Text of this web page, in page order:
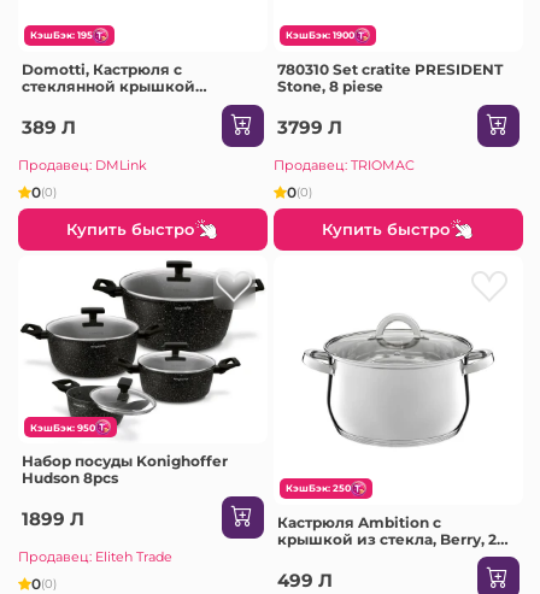
КэшБэк: 195
Domotti, Кастрюля с
стеклянной крышкой
нержавеющая сталь
389 Л
Продавец: DMLink
0(0)
Купить быстро
КэшБэк: 1900
780310 Set cratite PRESIDENT
Stone, 8 piese
3799 Л
Продавец: TRIOMAC
0(0)
Купить быстро
КэшБэк: 950
Набор посуды Konighoffer
Hudson 8pcs
1899 Л
Продавец: Eliteh Trade
0(0)
КэшБэк: 250
Кастрюля Ambition с
крышкой из стекла, Berry, 24
см, 8.5 л, нержавеющая сталь,
закаленное стекло
499 Л